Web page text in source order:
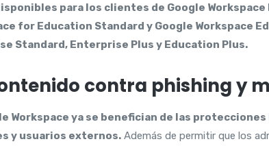
para los clientes de Google Workspace
for Education Standard y Google Workspace
Standard, Enterprise Plus y Education Plus.
contra phishing y
Workspace ya se benefician de las
y usuarios externos. Además de permitir que los